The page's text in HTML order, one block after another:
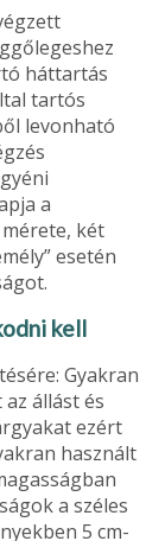
háttartás
tartós
levonható
a
két
esetén
kell
Gyakran
állást és
ezért
használt
a széles
5 cm-